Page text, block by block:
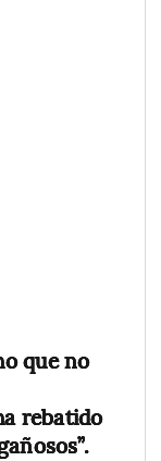
que no
rebatido